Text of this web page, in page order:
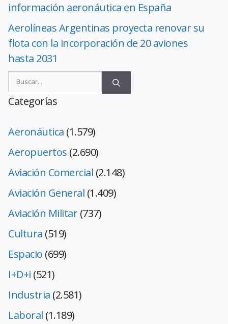
información aeronáutica en España
Aerolíneas Argentinas proyecta renovar su
flota con la incorporación de 20 aviones
hasta 2031
Categorías
Aeronáutica (1.579)
Aeropuertos (2.690)
Aviación Comercial (2.148)
Aviación General (1.409)
Aviación Militar(737)
Cultura (519)
Espacio (699)
I+D+i (521)
Industria (2.581)
Laboral (1.189)